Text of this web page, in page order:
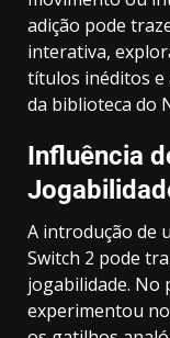
adição pode
interativa,
títulos inéditos e
da biblioteca do
Influência
A introdução de
Switch 2 pode
jogabilidade. No
experimentou